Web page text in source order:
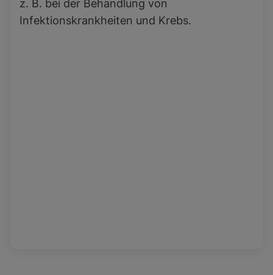
z. B. bei der Behandlung von
Infektionskrankheiten und Krebs.